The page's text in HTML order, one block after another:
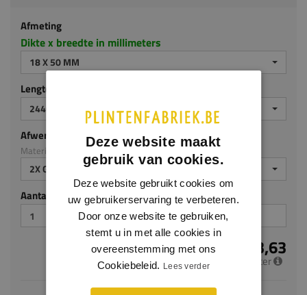
Afmeting
Dikte x breedte in millimeters
18 X 50 MM
Lengte (mm)
2440 MM
Afwerking
Materiaal: MDF v313
2X GEGROND
Aantal stuks
€ 3,63
per meter
Deze website maakt
gebruik van cookies.
Deze website gebruikt cookies om
uw gebruikerservaring te verbeteren.
Door onze website te gebruiken,
stemt u in met alle cookies in
overeenstemming met ons
Cookiebeleid. Lees verder